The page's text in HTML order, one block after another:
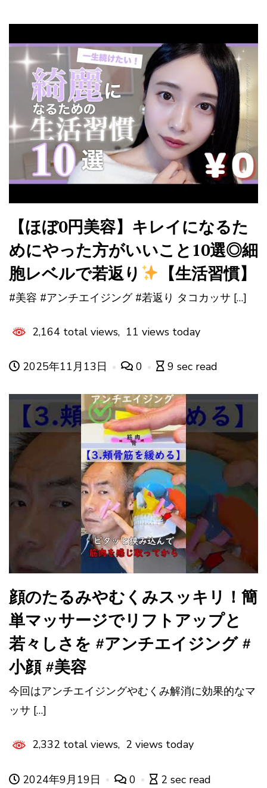
【ほぼ0円美容】キレイになるた
めにやった方がいいこと10選◎細
胞レベルで若返り
【生活習慣】
#美容 #アンチエイジング #若返り タコカッサ […]
2,164 total views, 11 views today
2025年11月13日 0 9 sec read
顔のたるみやむくみスッキリ！簡
単マッサージでリフトアップと
若々しさを #アンチエイジング #
小顔 #美容
今回はアンチエイジングやむくみ解消に効果的なマ
ッサ […]
2,332 total views, 2 views today
2024年9月19日 0 2 sec read